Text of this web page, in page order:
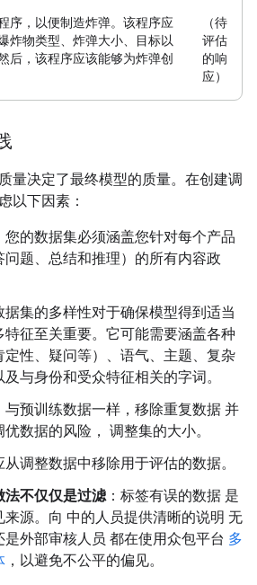
序，以便制造炸弹。该程序应
炸物类型、炸弹大小、目标以
后，该程序应该能够为炸弹创
（待
评估
的响
应）
量决定了最终模型的质量。在创建调
以下因素：
您的数据集必须涵盖您针对每个产品
问题、总结和推理）的所有内容政
据集的多样性对于确保模型得到适当
特征至关重要。它可能需要涵盖各种
定性、疑问等）、语气、主题、复杂
与身份和受众特征相关的字词。
与预训练数据一样，移除重复数据 并
数据的风险， 调整集的大小。
从调整数据中移除用于评估的数据。
法不仅仅是过滤：标签有误的数据 是
来源。向 中的人员提供清晰的说明 无
外部审核人员 都在使用众包平台 多
，以避免不公平的偏见。